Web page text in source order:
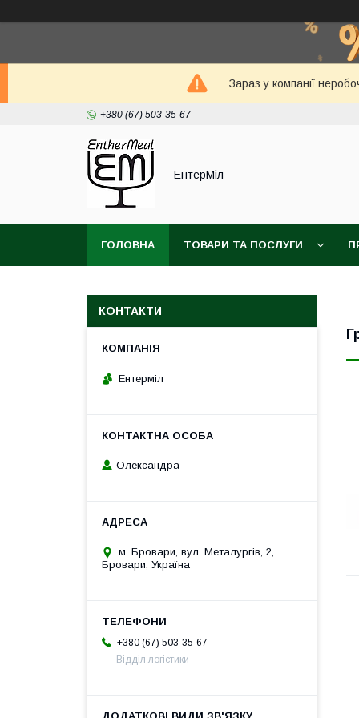
Зараз у компанії
+380 (67) 503-35-67
ЕнтерМіл
ГОЛОВНА ТОВАРИ ТА ПОСЛУГИ
КОНТАКТИ
Ентерміл
Олександра
м. Бровари, вул. Металургів, 2,
Бровари, Україна
+380 (67) 503-35-67
Відділ логістики